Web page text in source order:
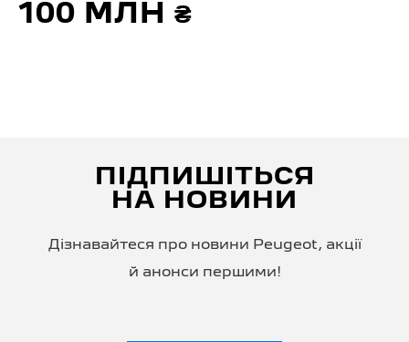
100 МЛН ₴
ПІДПИШІТЬСЯ
НА НОВИНИ
Дізнавайтеся про новини Peugeot, акції
й анонси першими!